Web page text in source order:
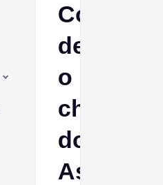
Como
derrotar
o
chefe
do
Assalto